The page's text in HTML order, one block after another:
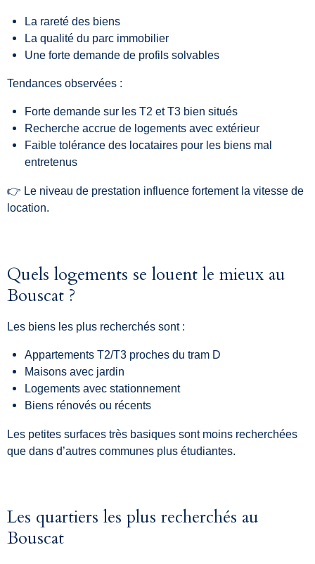
La rareté des biens
La qualité du parc immobilier
Une forte demande de profils solvables
Tendances observées :
Forte demande sur les T2 et T3 bien situés
Recherche accrue de logements avec extérieur
Faible tolérance des locataires pour les biens mal
entretenus
👉 Le niveau de prestation influence fortement la vitesse de
location.
Quels logements se louent le mieux au
Bouscat ?
Les biens les plus recherchés sont :
Appartements T2/T3 proches du tram D
Maisons avec jardin
Logements avec stationnement
Biens rénovés ou récents
Les petites surfaces très basiques sont moins recherchées
que dans d’autres communes plus étudiantes.
Les quartiers les plus recherchés au
Bouscat